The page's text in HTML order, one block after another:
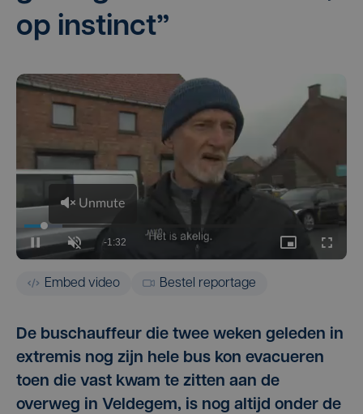
op instinct”
Embed video Bestel reportage
De buschauffeur die twee weken geleden in
extremis nog zijn hele bus kon evacueren
toen die vast kwam te zitten aan de
overweg in Veldegem, is nog altijd onder de